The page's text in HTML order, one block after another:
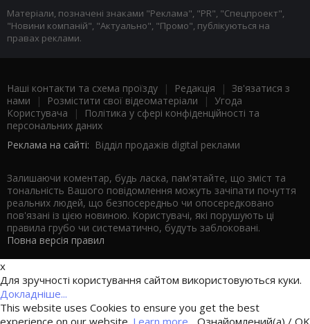
Матеріали, позначені знаками "Реклама", "PR", "Спецпроект",
"Новини компаній", "Актуально", "Промо", публікуються на
правах реклами.
Наші контакти та схема проїзду | Редакція | Зв'язатися з
нами | Розмістити свої відеоматеріали | Угода
Користувача |
Політика у сфері конфіденційності та
персональних даних
Реклама на сайті: Відділ продажів digital реклами
Залишаючи коментар, будь ласка, пам'ятайте, що зміст та
тональність Вашого повідомлення можуть зачіпати почуття
реальних людей, що безпосередньо чи опосередковано
пов'язані із цією новиною. Користувачі, які порушують ці
правила грубо чи систематично, будуть заблоковані.
Повна версія правил
x
Для зручності користування сайтом використовуються куки.
Докладніше...
This website uses Cookies to ensure you get the best